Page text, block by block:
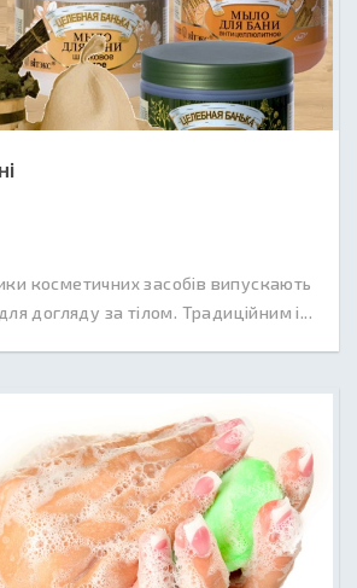
косметичних засобів випускають
догляду за тілом. Традиційним і...